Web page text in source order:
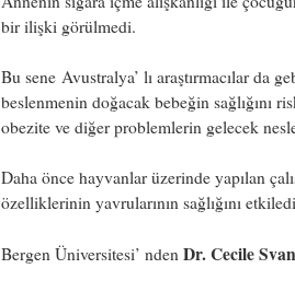
bir ilişki görülmedi.
Bu sene Avustralya’ lı araştırmacılar da
beslenmenin doğacak bebeğin sağlığını
obezite ve diğer problemlerin gelecek
Daha önce hayvanlar üzerinde yapılan
özelliklerinin yavrularının sağlığını
Bergen Üniversitesi’ nden Dr. Cecile